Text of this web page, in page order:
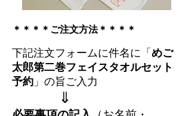
＊＊＊＊ご注文方法＊＊＊＊
下記注文フォームに件名に「 めご
太郎第二巻フェイスタオルセット
予約 」の旨ご入力
⇓